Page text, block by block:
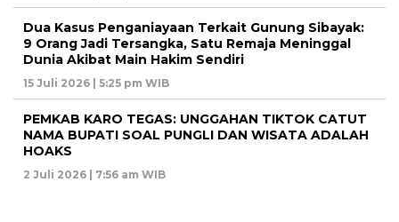
Dua Kasus Penganiayaan Terkait Gunung Sibayak:
9 Orang Jadi Tersangka, Satu Remaja Meninggal
Dunia Akibat Main Hakim Sendiri
15 Juli 2026 | 5:25 pm WIB
PEMKAB KARO TEGAS: UNGGAHAN TIKTOK CATUT
NAMA BUPATI SOAL PUNGLI DAN WISATA ADALAH
HOAKS
2 Juli 2026 | 7:56 am WIB